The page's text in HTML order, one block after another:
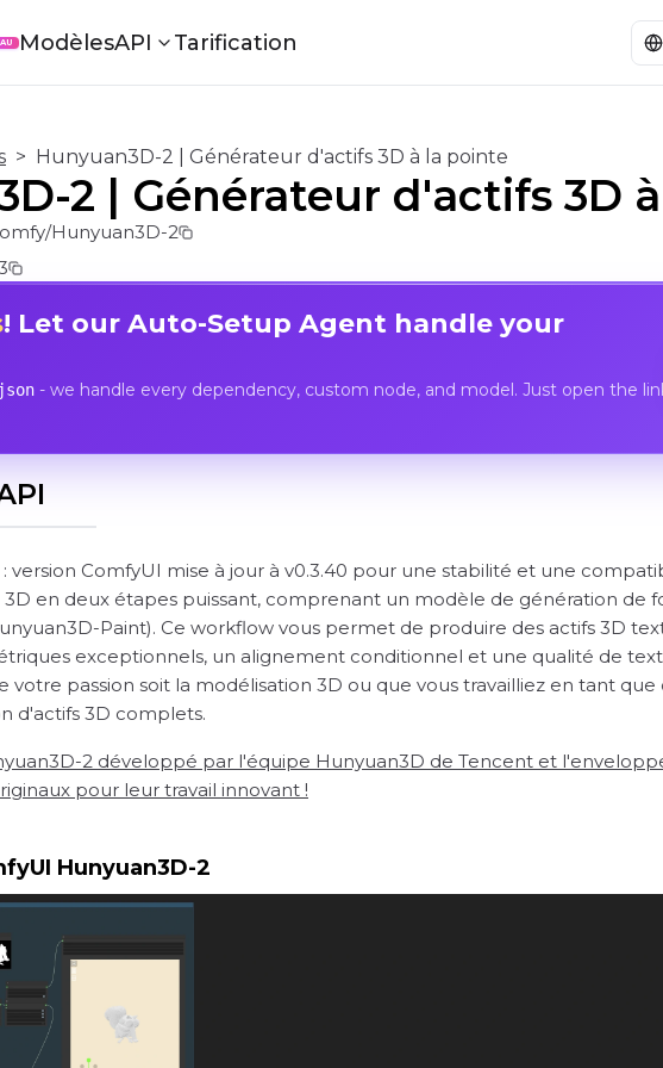
ModèlesAPI Tarification
> Hunyuan3D-2 | Générateur d'actifs 3D à la pointe
2 | Générateur d'actifs 3D
Hunyuan3D-2
! Let our Auto-Setup Agent handle your
- we handle every dependency, custom node, and model. Just open the
: version ComfyUI mise à jour à v0.3.40 pour une stabilité et une
en deux étapes puissant, comprenant un modèle de génération de
Paint). Ce workflow vous permet de produire des actifs 3D
exceptionnels, un alignement conditionnel et une qualité de
votre passion soit la modélisation 3D ou que vous travailliez en tant
d'actifs 3D complets.
2 développé par l'équipe Hunyuan3D de Tencent et
pour leur travail innovant !
Hunyuan3D-2